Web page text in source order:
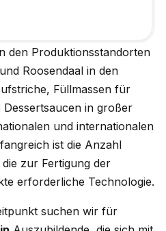
den Produktionsstandorten
Roosendaal in den
Füllmassen für
in großer
und internationalen
ist die Anzahl
zur Fertigung der
erforderliche Technologie.
suchen wir für